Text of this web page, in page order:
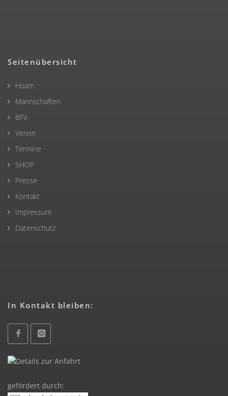
Seitenübersicht
Hoam
Mannschaften
BFV
Verein
Termine
SHOP
Presse
Kontakt
Impressum
Datenschutz
In Kontakt bleiben:
gefördert durch: